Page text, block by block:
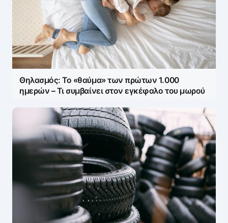
E-mail*
Save my name and e-mail in this browser for the
next time I comment.
Θηλασμός: Το «θαύμα» των πρώτων 1.000
ημερών – Τι συμβαίνει στον εγκέφαλο του μωρού